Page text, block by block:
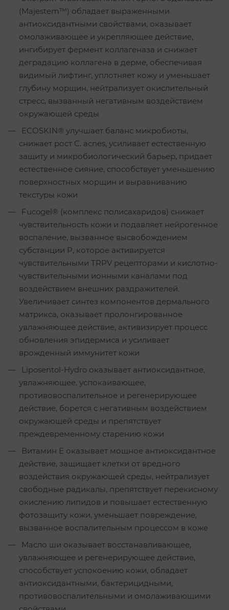
(Мajestem™) обладает выраженными
антиоксидантными свойствами, оказывает
омолаживающее и укрепляющее действие,
ингибирует фермент коллагеназа и снижает
деградацию коллагена в дерме, обеспечивая
видимый лифтинг, уплотняет кожу и уменьшает
глубину морщин, нейтрализует окислительный
стресс, вызванный негативным воздействием
окружающей среды
ECOSKIN® улучшает баланс микробиоты,
снижает рост C. acnes, усиливает естественную
защиту и микробиологический барьер, придает
естественное сияние, способствует уменьшению
поверхностных морщин и выравниванию
текстуры кожи
Fucogel® (комплекс полисахаридов) снижает
чувствительность кожи и подавляет нейрогенное
воспаление, вызванное высвобождением
субстанции P, которое активируется
чувствительными TRPV рецепторами и кислотно-
чувствительными ионными каналами под
воздействием внешних раздражителей.
Увеличивает синтез компонентов дермального
матрикса, оказывает пролонгированное
увлажняющее действие, активизирует процесс
обновления эпидермиса и усиливает
врожденный иммунитет кожи
Liposentol-Hydro оказывает антиоксидантное,
увлажняющее, успокаивающее,
противовоспалительное и регенерирующее
действие, борется с негативным воздействием
окружающей среды и препятствует
преждевременному старению кожи
Витамин Е оказывает мощное антиоксидантное
действие, защищает клетки от вредного
воздействия окружающей среды, нейтрализует
свободные радикалы, препятствует перекисному
окислению липидов и повышает естественную
фотозащиту кожи, уменьшает повреждение,
вызванное воспалительным процессом в коже
Масло ши оказывает восстанавливающее,
увлажняющее и регенерирующее действие,
способствует успокоению кожи, обладает
антиоксидантными, бактерицидными,
противовоспалительными и омолаживающими